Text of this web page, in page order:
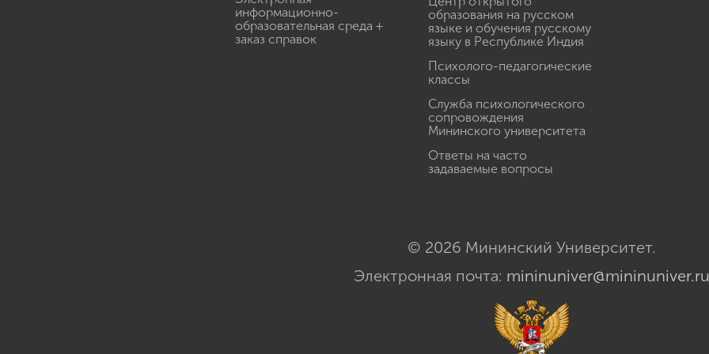
информационно-
образовательная среда +
заказ справок
образования на русском
языке и обучения русскому
языку в Республике Индия
Психолого-педагогические
классы
Служба психологического
сопровождения
Мининского университета
Ответы на часто
задаваемые вопросы
© 2026 Мининский Университет.
Электронная почта: mininuniver@mininuniver.ru